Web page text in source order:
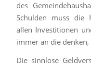
des
Schulden muss die
allen Investitionen
immer an die
Die sinnlose